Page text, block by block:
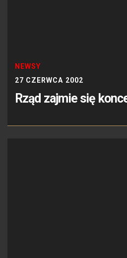
NEWSY
27 CZERWCA 2002
Rząd zajmie się